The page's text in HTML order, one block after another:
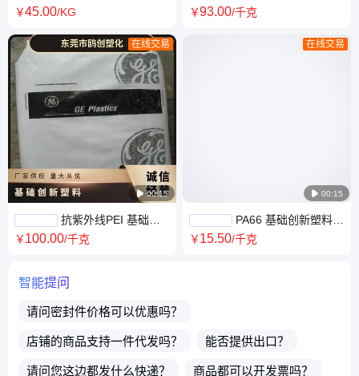
础创新塑料(美国) 1010M-1100
￥45.00/KG
 00:15
在线交易
抗紫外线PEI 基础创
新塑料(美国) HU1000
￥100.00/千克
8602-7402耐高温耐腐蚀 耐辐
￥93.00/千克
 00:15
在线交易
PA66 基础创新塑料
(美国) RP004 GYMDNATL 注
￥15.50/千克
智能提问
请问密封件价格可以优惠吗？
店铺的商品支持一件代发吗？ 能否提供出口？
请问您这边都发什么快递？ 商品都可以开发票吗？